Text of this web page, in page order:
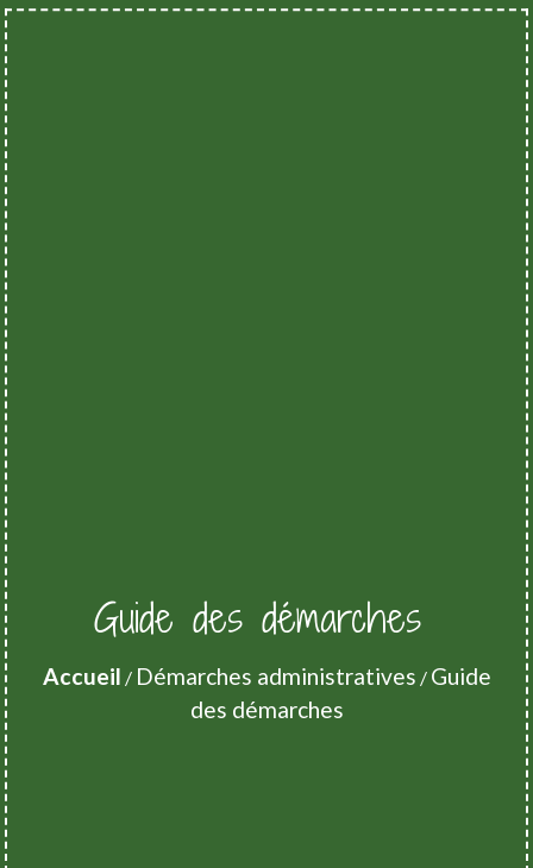
Guide des démarches
Accueil / Démarches administratives / Guide
des démarches